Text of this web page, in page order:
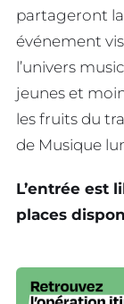
partageront la
événement
l’univers
jeunes et
les fruits du
de Musique
L’entrée est
places